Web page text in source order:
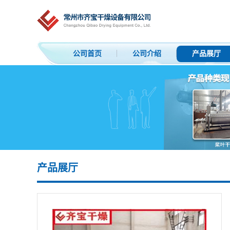
公司首页 公司介绍 产品展厅
产品展厅